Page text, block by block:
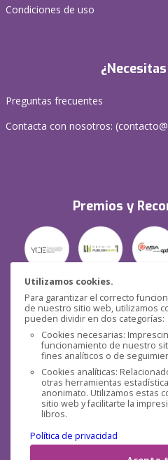
Utilizamos cookies.
Para garantizar el correcto
de nuestro sitio web, utilizamos
pueden dividir en dos categorías:
Cookies necesarias:
funcionamiento de nuestro
fines analíticos o de
Cookies analíticas:
otras herramientas
anonimato. Utilizamos estas
sitio web y facilitarte la
libros.
Política de privacidad
Condiciones de uso
Preguntas frecuentes
Contacta con nosotros: (
Premios y
Redes